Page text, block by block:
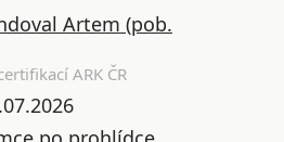
Artem (pob.
ARK ČR